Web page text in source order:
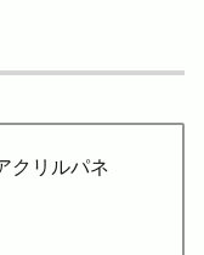
クリルパネ